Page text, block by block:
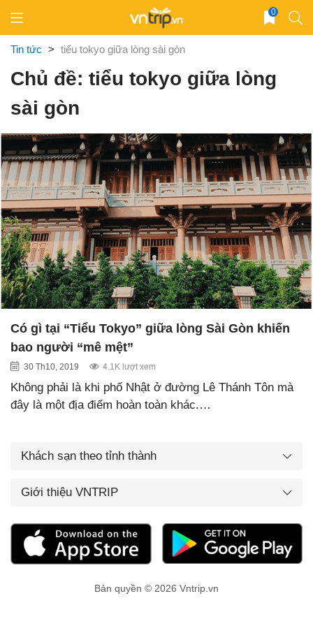
content
0
Tin tức > tiểu tokyo giữa lòng sài gòn
Chủ đề: tiểu tokyo giữa lòng
sài gòn
Có gì tại “Tiểu Tokyo” giữa lòng Sài Gòn khiến
bao người “mê mệt”
30 Th10, 2019 4.1K lượt xem
Không phải là khi phố Nhật ở đường Lê Thánh Tôn mà
đây là một địa điểm hoàn toàn khác.…
Khách sạn theo tỉnh thành
Giới thiệu VNTRIP
Bản quyền © 2026 Vntrip.vn